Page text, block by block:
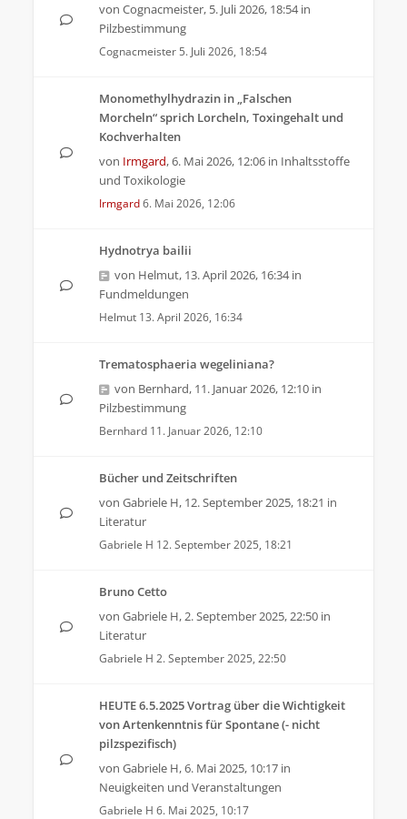
von Cognacmeister, 5. Juli 2026, 18:54in
Pilzbestimmung
Cognacmeister 5. Juli 2026, 18:54
Monomethylhydrazin in „Falschen
Morcheln“ sprich Lorcheln, Toxingehalt und
Kochverhalten
von Irmgard,6. Mai 2026, 12:06 in Inhaltsstoffe
und Toxikologie
Irmgard6. Mai 2026, 12:06
Hydnotrya bailii
von Helmut, 13. April 2026, 16:34in
Fundmeldungen
Helmut 13. April 2026, 16:34
Trematosphaeria wegeliniana?
von Bernhard, 11. Januar 2026, 12:10 in
Pilzbestimmung
Bernhard 11. Januar 2026, 12:10
Bücher und Zeitschriften
von Gabriele H, 12. September 2025, 18:21 in
Literatur
Gabriele H 12. September 2025, 18:21
Bruno Cetto
von Gabriele H,2. September 2025, 22:50 in
Literatur
Gabriele H 2. September 2025, 22:50
HEUTE 6.5.2025 Vortrag über die Wichtigkeit
von Artenkenntnis für Spontane (- nicht
pilzspezifisch)
von Gabriele H,6. Mai 2025, 10:17 in
Neuigkeiten und Veranstaltungen
Gabriele H 6. Mai 2025, 10:17